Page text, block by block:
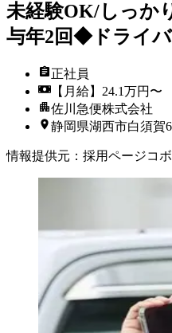
未経験OK/しっか
与年2回◆ドライ
正社員
【月給】24.1万円〜
佐川急便株式会社
静岡県湖西市白須賀
情報提供元 ： 採用ページコ